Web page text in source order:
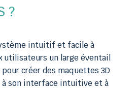
?
intuitif et facile à
un large éventail
pour créer des maquettes 3D
à son interface intuitive et à